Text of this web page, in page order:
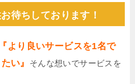
待ちしております！
『より良いサービスを1名で
い』
そんな想いでサービスを